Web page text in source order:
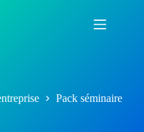
Pack séminaire